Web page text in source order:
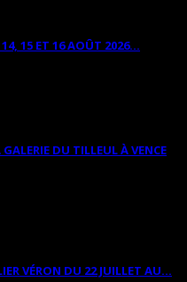
15 ET 16 AOÛT 2026...
DU TILLEUL À VENCE
VÉRON DU 22 JUILLET AU...